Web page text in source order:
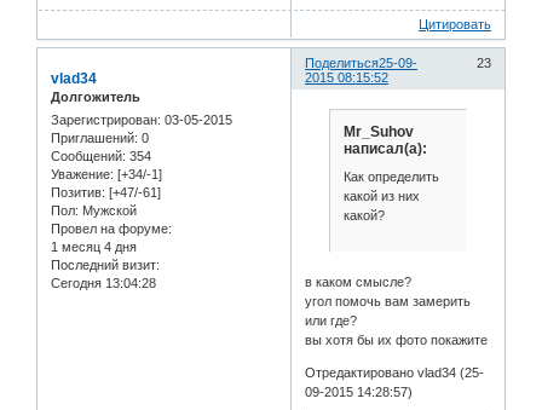
Цитировать
Поделиться 23
25-09-
2015 08:15:52
vlad34
Долгожитель
Зарегистрирован: 03-05-2015
Приглашений: 0
Сообщений: 354
Уважение: [+34/-1]
Позитив: [+47/-61]
Пол: Мужской
Провел на форуме:
1 месяц 4 дня
Последний визит:
Сегодня 13:04:28
Mr_Suhov
написал(а):
Как определить
какой из них
какой?
в каком смысле?
угол помочь вам замерить
или где?
вы хотя бы их фото покажите
Отредактировано vlad34 (25-
09-2015 14:28:57)